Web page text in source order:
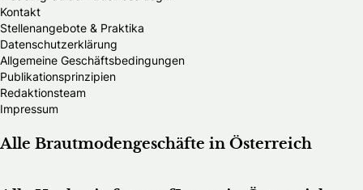
Kontakt
Stellenangebote & Praktika
Datenschutzerklärung
Allgemeine Geschäftsbedingungen
Publikationsprinzipien
Redaktionsteam
Impressum
Alle Brautmodengeschäfte in Österreich